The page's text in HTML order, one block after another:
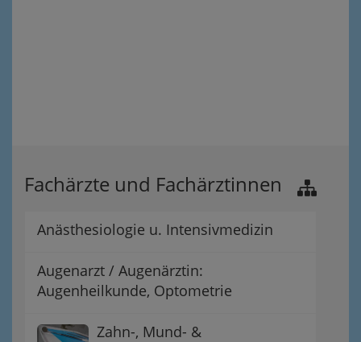
Fachärzte und Fachärztinnen
Anästhesiologie u. Intensivmedizin
Augenarzt / Augenärztin:
Augenheilkunde, Optometrie
Zahn-, Mund- &